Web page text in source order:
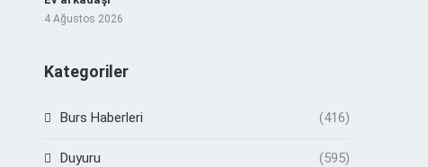
4 Ağustos 2026
Kategoriler
Burs Haberleri (416)
Duyuru (595)